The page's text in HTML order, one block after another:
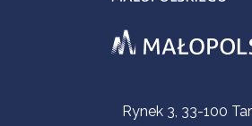
Informacje kontaktowe
Rynek 3, 33-100